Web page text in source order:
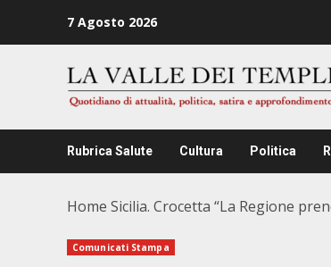
7 Agosto 2026
Rubrica Salute Cultura Politica
Home Sicilia. Crocetta “La Regione
Comunicati Stampa